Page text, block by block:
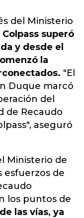
del Ministerio
Colpass superó
y desde el
la
"El
Duque marcó
del
de Recaudo
aseguró
Ministerio de
esfuerzos de
los puntos de
las vías, ya